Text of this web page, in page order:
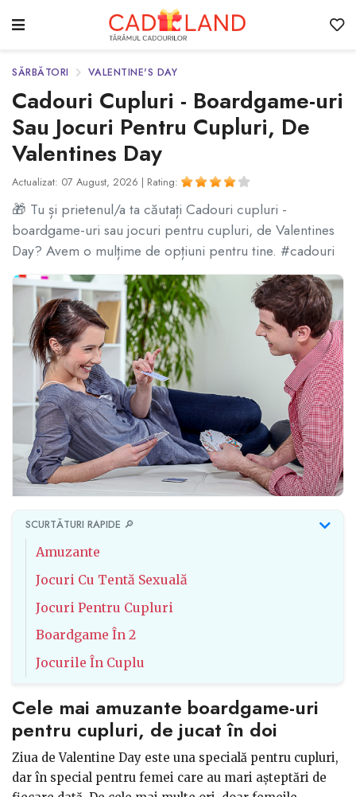
SĂRBĂTORI VALENTINE'S DAY
Cadouri Cupluri - Boardgame-uri
Sau Jocuri Pentru Cupluri, De
Valentines Day
Actualizat: 07 August, 2026 | Rating:
🎁 Tu și prietenul/a ta căutați Cadouri cupluri -
boardgame-uri sau jocuri pentru cupluri, de Valentines
Day? Avem o mulțime de opțiuni pentru tine. #cadouri
SCURTĂTURI RAPIDE 🔎
Amuzante
Jocuri Cu Tentă Sexuală
Jocuri Pentru Cupluri
Boardgame În 2
Jocurile În Cuplu
Cele mai amuzante boardgame-uri
pentru cupluri, de jucat în doi
Ziua de Valentine Day este una specială pentru cupluri,
dar în special pentru femei care au mari așteptări de